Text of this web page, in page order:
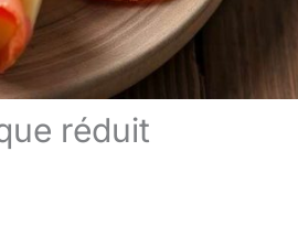
réduit